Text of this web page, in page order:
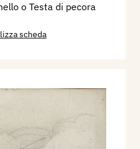
o Testa di pecora
scheda